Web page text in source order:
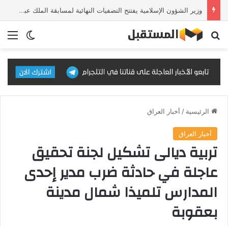
وزير الشؤون الإسلامية يفتتح التصفيات النهائية لمسابقة الملك عبدالعزيز الدولية للقرآن الكريم في دورتها الـ46
الوضع بحث عن
الرئيسية / أخبار العراق
أخبار العراق
تربية ديالى تشكيل لجنة تحقيق
عاجلة في حادثة ضرب مدير إحدى
المدارس تلميذا شمال مدينة
بعقوبة